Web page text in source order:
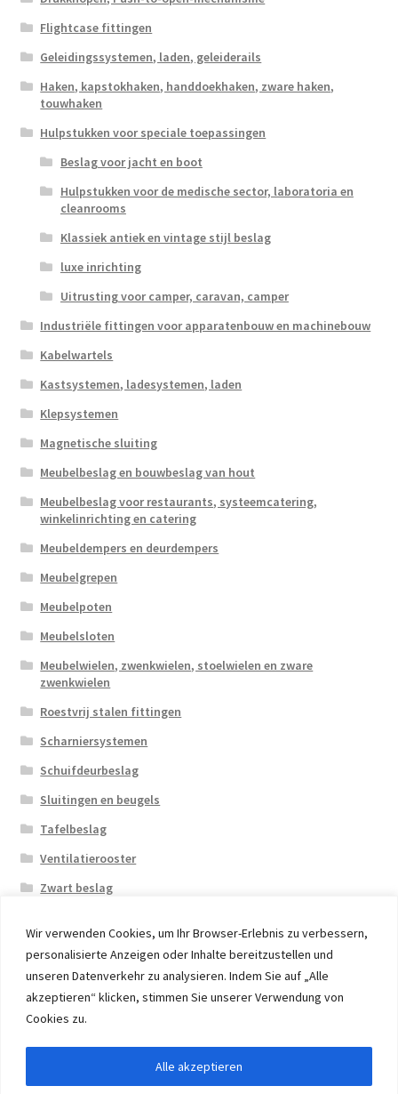
Wir verwenden Cookies, um Ihr Browser-Erlebnis zu verbessern,
personalisierte Anzeigen oder Inhalte bereitzustellen und
unseren Datenverkehr zu analysieren. Indem Sie auf „Alle
akzeptieren“ klicken, stimmen Sie unserer Verwendung von
Cookies zu.
Alle akzeptieren
Flightcase fittingen
Geleidingssystemen, laden, geleiderails
Haken, kapstokhaken, handdoekhaken, zware haken,
touwhaken
Hulpstukken voor speciale toepassingen
Beslag voor jacht en boot
Hulpstukken voor de medische sector, laboratoria en
cleanrooms
Klassiek antiek en vintage stijl beslag
luxe inrichting
Uitrusting voor camper, caravan, camper
Industriële fittingen voor apparatenbouw en machinebouw
Kabelwartels
Kastsystemen, ladesystemen, laden
Klepsystemen
Magnetische sluiting
Meubelbeslag en bouwbeslag van hout
Meubelbeslag voor restaurants, systeemcatering,
winkelinrichting en catering
Meubeldempers en deurdempers
Meubelgrepen
Meubelpoten
Meubelsloten
Meubelwielen, zwenkwielen, stoelwielen en zware
zwenkwielen
Roestvrij stalen fittingen
Scharniersystemen
Schuifdeurbeslag
Sluitingen en beugels
Tafelbeslag
Ventilatierooster
Zwart beslag
© 2026 Eruon Trade UG, Germany, member of the ERUON